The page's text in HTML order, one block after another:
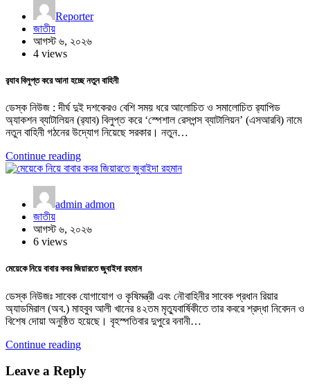
Reporter
জাতীয়
আগস্ট ৬, ২০২৬
4 views
র‍্যাব বিলুপ্ত করে আনা হচ্ছে নতুন বাহিনী
ডেস্ক নিউজ : দীর্ঘ দুই দশকেরও বেশি সময় ধরে আলোচিত ও সমালোচিত র‍্যাপিড
অ্যাকশন ব্যাটালিয়ন (র‍্যাব) বিলুপ্ত করে ‘স্পেশাল রেসপন্স ব্যাটালিয়ন’ (এসআরবি) নামে
নতুন বাহিনী গঠনের উদ্যোগ নিয়েছে সরকার। নতুন…
Continue reading
admin admon
জাতীয়
আগস্ট ৬, ২০২৬
6 views
মেয়েকে নিয়ে বাবার কবর জিয়ারতে জুবাইদা রহমান
ডেস্ক নিউজঃ সাবেক যোগাযোগ ও কৃষিমন্ত্রী এবং নৌবাহিনীর সাবেক প্রধান রিয়ার
অ্যাডমিরাল (অব.) মাহবুব আলী খানের ৪২তম মৃত্যুবার্ষিকীতে তার কবরে শ্রদ্ধা নিবেদন ও
বিশেষ দোয়া অনুষ্ঠিত হয়েছে। বৃহস্পতিবার দুপুরে বনানী…
Continue reading
Leave a Reply